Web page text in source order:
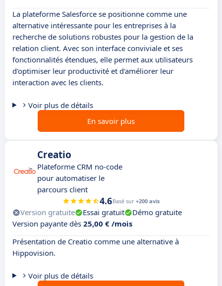
La plateforme Salesforce se positionne comme une
alternative intéressante pour les entreprises à la
recherche de solutions robustes pour la gestion de la
relation client. Avec son interface conviviale et ses
fonctionnalités étendues, elle permet aux utilisateurs
d'optimiser leur productivité et d'améliorer leur
interaction avec les clients.
Voir plus de détails
En savoir plus
Creatio
Plateforme CRM no-code
pour automatiser le
parcours client
4.6Basé sur +200 avis
Version gratuite Essai gratuit
Démo gratuite
Version payante dès 25,00 € /mois
Présentation de Creatio comme une alternative à
Hippovision.
Voir plus de détails